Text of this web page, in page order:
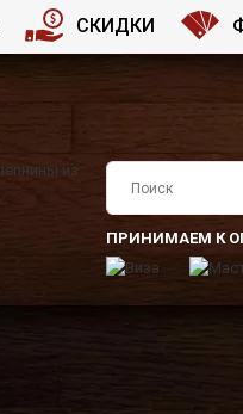
СКИДКИ
ПРИНИМАЕМ К